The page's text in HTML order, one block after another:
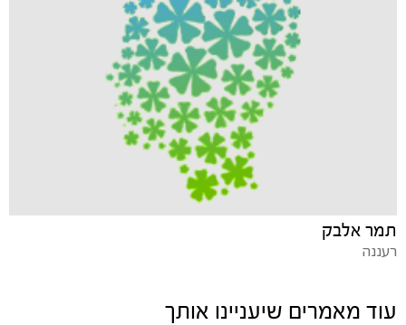
תמר אלבק
רעננה
עוד מאמרים שיעניינו אותך